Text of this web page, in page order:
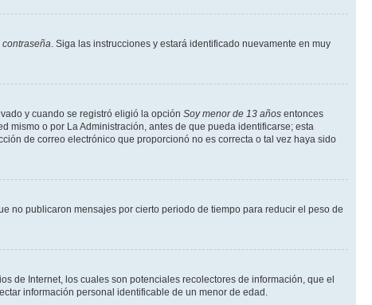
. Siga las instrucciones y estará identificado nuevamente en muy
y cuando se registró eligió la opción Soy menor de 13 años entonces
mismo o por La Administración, antes de que pueda identificarse; esta
de correo electrónico que proporcionó no es correcta o tal vez haya sido
no publicaron mensajes por cierto periodo de tiempo para reducir el peso de
de Internet, los cuales son potenciales recolectores de información, que el
información personal identificable de un menor de edad.